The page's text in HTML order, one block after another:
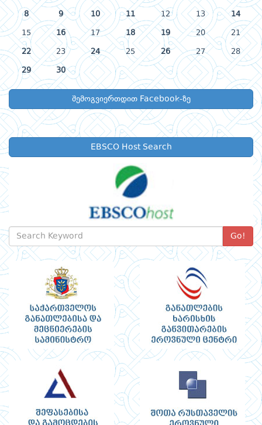
8 9 10 11 12 13 14
15 16 17 18 19 20 21
22 23 24 25 26 27 28
29 30
შემოგვიერთდით Facebook-ზე
EBSCO Host Search
Go!